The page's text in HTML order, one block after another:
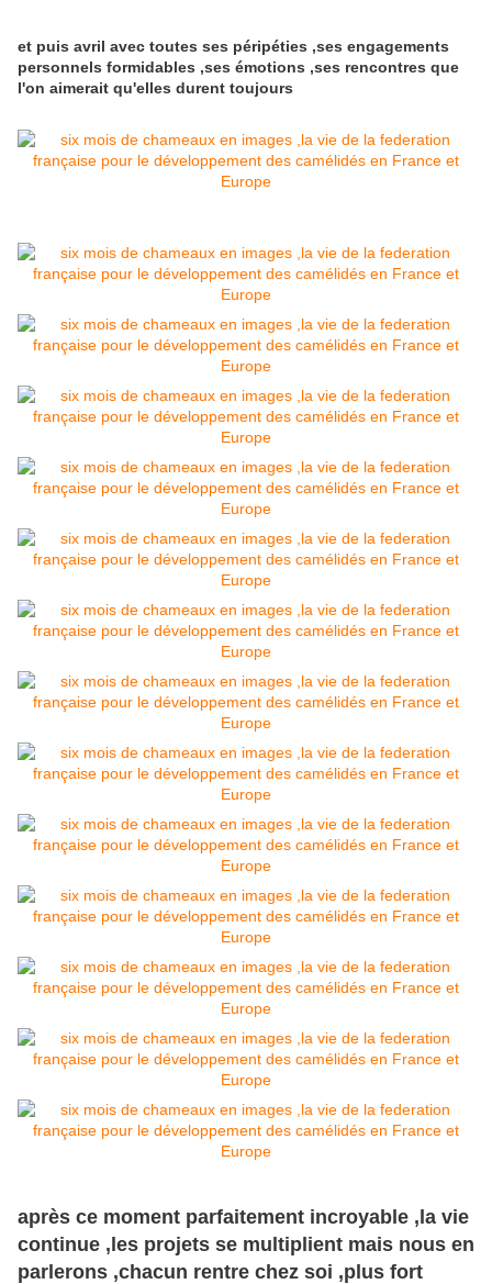
et puis avril avec toutes ses péripéties ,ses engagements
personnels formidables ,ses émotions ,ses rencontres que
l'on aimerait qu'elles durent toujours
après ce moment parfaitement incroyable ,la vie
continue ,les projets se multiplient mais nous en
parlerons ,chacun rentre chez soi ,plus fort